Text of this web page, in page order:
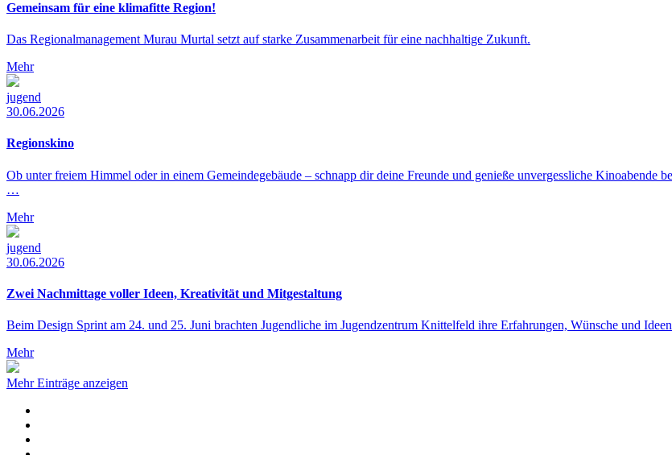
Gemeinsam für eine klimafitte Region!
Das Regionalmanagement Murau Murtal setzt auf starke Zusammenarbeit für eine nachhaltige Zukunft.
Mehr
jugend
30.06.2026
Regionskino
Ob unter freiem Himmel oder in einem Gemeindegebäude – schnapp dir deine Freunde und genieße unvergessliche
…
Mehr
jugend
30.06.2026
Zwei Nachmittage voller Ideen, Kreativität und Mitgestaltung
Beim Design Sprint am 24. und 25. Juni brachten Jugendliche im Jugendzentrum Knittelfeld ihre Erfahrungen, Wünsche und
Mehr
Mehr Einträge anzeigen